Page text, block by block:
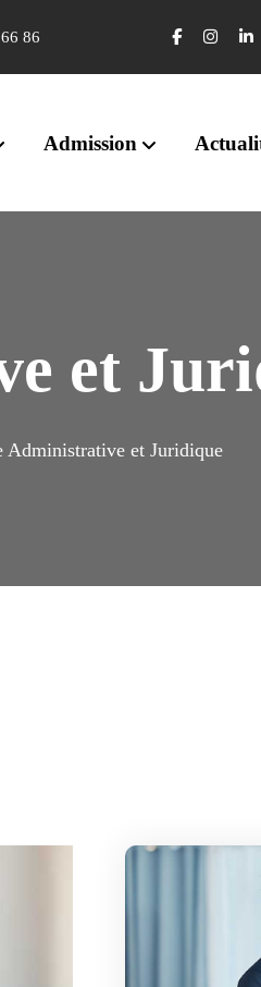
86
Admission
et
Administrative et Juridique